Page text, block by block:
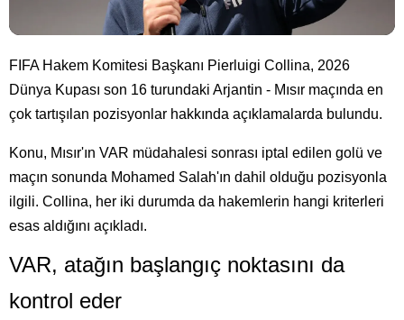
FIFA Hakem Komitesi Başkanı Pierluigi Collina, 2026
Dünya Kupası son 16 turundaki Arjantin - Mısır maçında en
çok tartışılan pozisyonlar hakkında açıklamalarda bulundu.
Konu, Mısır'ın VAR müdahalesi sonrası iptal edilen golü ve
maçın sonunda Mohamed Salah'ın dahil olduğu pozisyonla
ilgili. Collina, her iki durumda da hakemlerin hangi kriterleri
esas aldığını açıkladı.
VAR, atağın başlangıç noktasını da
kontrol eder